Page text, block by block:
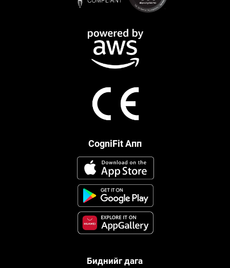
CogniFit Апп
Биднийг дага